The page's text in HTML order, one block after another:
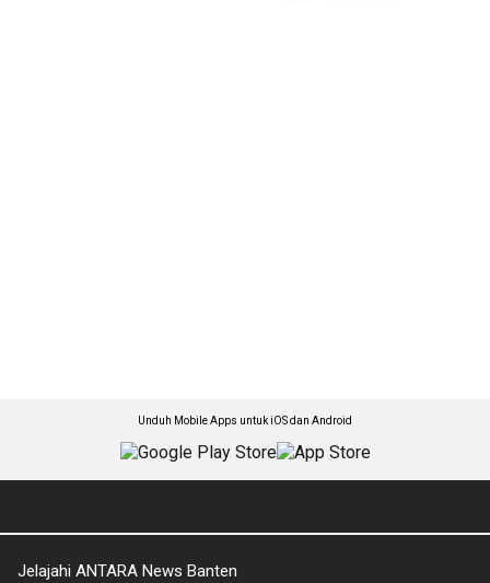
Unduh Mobile Apps untuk iOS dan Android
Jelajahi ANTARA News Banten